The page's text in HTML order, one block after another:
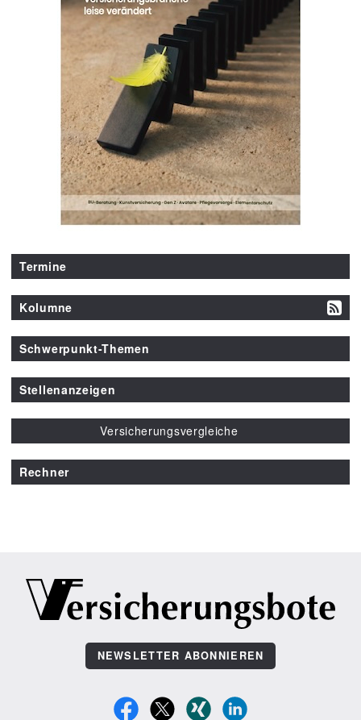
Termine
Kolumne
Schwerpunkt-Themen
Stellenanzeigen
Versicherungsvergleiche
Rechner
NEWSLETTER ABONNIEREN